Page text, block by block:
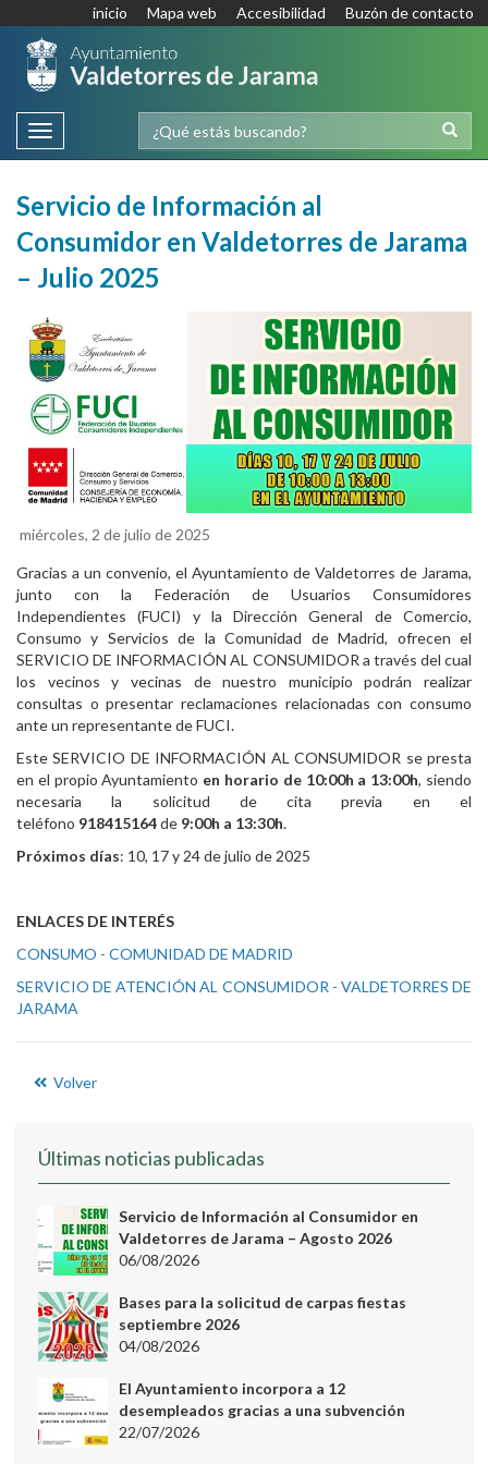
inicio Mapa web Accesibilidad Buzón de contacto
Toggle
navigation
Servicio de Información al
Consumidor en Valdetorres de Jarama
– Julio 2025
miércoles, 2 de julio de 2025
Gracias a un convenio, el Ayuntamiento de Valdetorres de Jarama,
junto con la Federación de Usuarios Consumidores
Independientes (FUCI) y la Dirección General de Comercio,
Consumo y Servicios de la Comunidad de Madrid, ofrecen el
SERVICIO DE INFORMACIÓN AL CONSUMIDOR a través del cual
los vecinos y vecinas de nuestro municipio podrán realizar
consultas o presentar reclamaciones relacionadas con consumo
ante un representante de FUCI.
Este SERVICIO DE INFORMACIÓN AL CONSUMIDOR se presta
en el propio Ayuntamiento en horario de 10:00h a 13:00h, siendo
necesaria la solicitud de cita previa en el
teléfono 918415164de 9:00h a 13:30h.
Próximos días: 10, 17 y 24 de julio de 2025
ENLACES DE INTERÉS
CONSUMO - COMUNIDAD DE MADRID
SERVICIO DE ATENCIÓN AL CONSUMIDOR - VALDETORRES DE
JARAMA
Volver
Últimas noticias publicadas
Servicio de Información al Consumidor en
Valdetorres de Jarama – Agosto 2026
06/08/2026
Bases para la solicitud de carpas fiestas
septiembre 2026
04/08/2026
El Ayuntamiento incorpora a 12
desempleados gracias a una subvención
22/07/2026